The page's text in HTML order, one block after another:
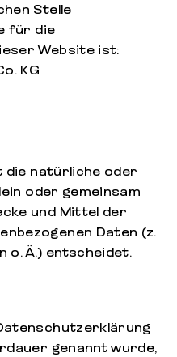
Stelle
für die
Website ist:
KG
die natürliche oder
oder gemeinsam
und Mittel der
Daten (z.
o. Ä.) entscheidet.
genannt wurde,